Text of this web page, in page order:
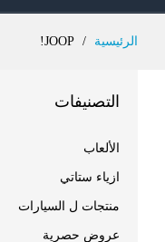
الرئيسية /
JOOP!
التصنيفات
الألعاب
ازياء ستاتي
منتجات ل السيارات
عروض حصرية